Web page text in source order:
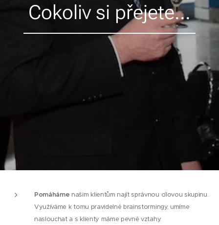
Cokoliv si přejete...
Pomáháme našim klientům najít správnou cílovou skupinu.
Využíváme k tomu pravidelné brainstormingy, umíme
naslouchat a s klienty máme pevné vztahy.